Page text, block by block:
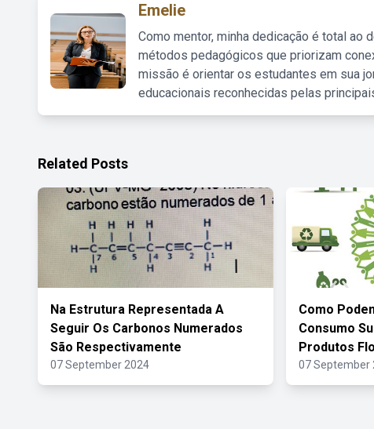
Emelie
Como mentor, minha dedicação é total ao
métodos pedagógicos que priorizam
missão é orientar os estudantes em sua
educacionais reconhecidas pelas
Related Posts
Na Estrutura Representada A
Seguir Os Carbonos Numerados
São Respectivamente
07 September 2024
Como
Consumo
Produtos
07 September